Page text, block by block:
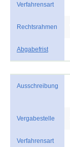
Verfahrensart
Rechtsrahmen
Abgabefrist
Ausschreibung
Vergabestelle
Verfahrensart